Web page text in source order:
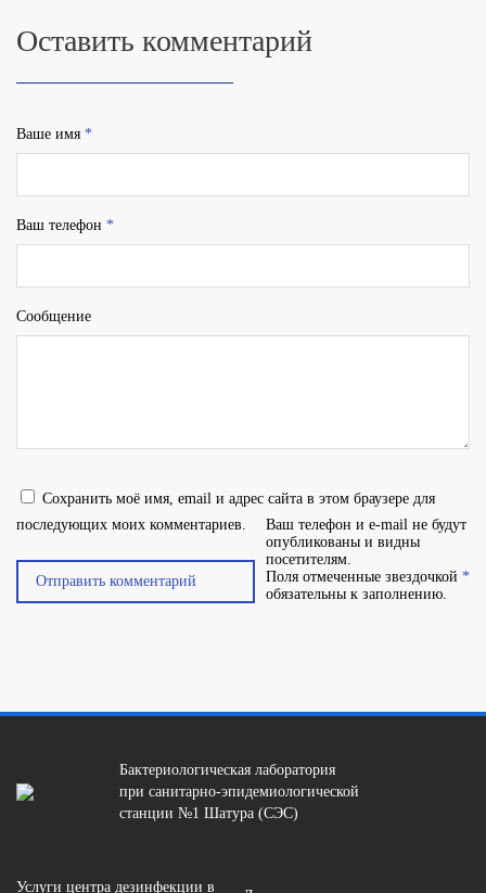
Оставить комментарий
Ваше имя *
Ваш телефон *
Сообщение
Ваш телефон и e-mail не будут
опубликованы и видны
посетителям.
Поля отмеченные звездочкой *
обязательны к заполнению.
Сохранить моё имя, email и адрес сайта в этом браузере для
последующих моих комментариев.
Бактериологическая лаборатория
при санитарно-эпидемиологической
станции №1 Шатура (СЭС)
Услуги центра дезинфекции в